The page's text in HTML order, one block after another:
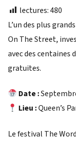
lectures:480
L’un des plus
On The Street,
avec des centaines
gratuites.
Date :
Lieu :Queen’s
Le festival The